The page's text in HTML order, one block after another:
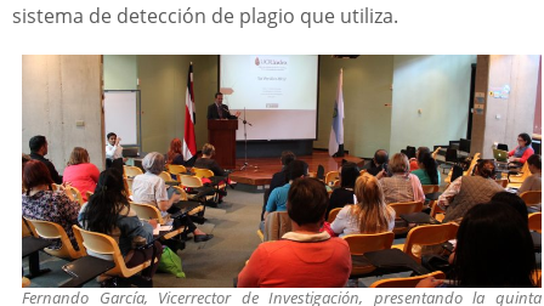
sistema de detección de plagio que utiliza.
Fernando García, Vicerrector de Investigación, presentando la quinta